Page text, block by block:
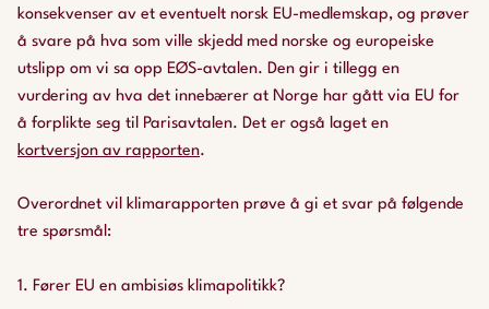
konsekvenser av et eventuelt norsk EU-medlemskap, og prøver
å svare på hva som ville skjedd med norske og europeiske
utslipp om vi sa opp EØS-avtalen. Den gir i tillegg en
vurdering av hva det innebærer at Norge har gått via EU for
å forplikte seg til Parisavtalen. Det er også laget en
kortversjon av rapporten.
Overordnet vil klimarapporten prøve å gi et svar på følgende
tre spørsmål:
1. Fører EU en ambisiøs klimapolitikk?